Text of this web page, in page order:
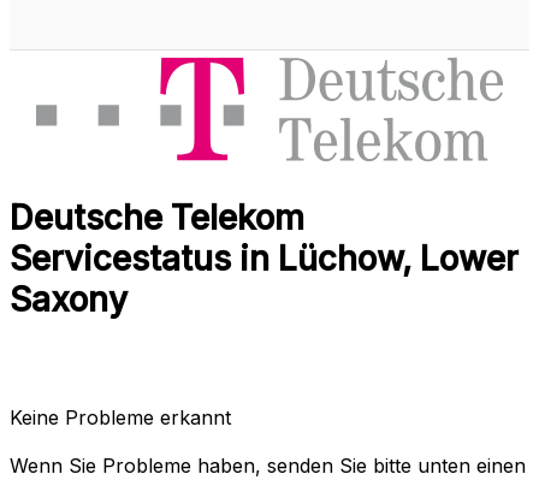
Deutsche Telekom
Servicestatus in Lüchow, Lower
Saxony
Keine Probleme erkannt
Wenn Sie Probleme haben, senden Sie bitte unten einen